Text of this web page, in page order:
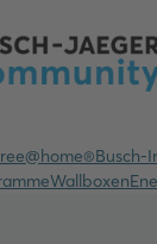
Busch-
Wallboxen